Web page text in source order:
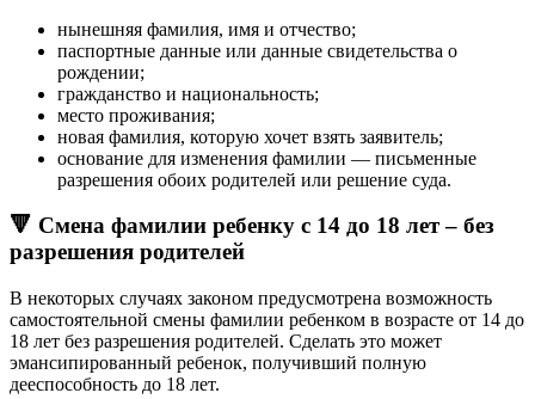
нынешняя фамилия, имя и отчество;
паспортные данные или данные свидетельства о
рождении;
гражданство и национальность;
место проживания;
новая фамилия, которую хочет взять заявитель;
основание для изменения фамилии — письменные
разрешения обоих родителей или решение суда.
🔻 Смена фамилии ребенку с 14 до 18 лет – без
разрешения родителей
В некоторых случаях законом предусмотрена возможность
самостоятельной смены фамилии ребенком в возрасте от 14 до
18 лет без разрешения родителей. Сделать это может
эмансипированный ребенок, получивший полную
дееспособность до 18 лет.